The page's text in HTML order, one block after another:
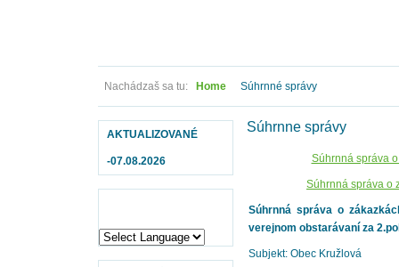
Nachádzaš sa tu: Home Súhrnné správy
AKTUALIZOVANÉ
-07.08.2026
Súhrnne správy
Súhrnná správa
Súhrnná správa o
Súhrnná správa o
verejnom obstarávaní za
Subjekt: Obec Kružlová